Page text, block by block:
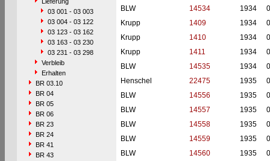
03 001 - 03 003
03 004 - 03 122
03 123 - 03 162
03 163 - 03 230
03 231 - 03 298
Verbleib
Erhalten
BR 03.10
BR 04
BR 05
BR 06
BR 23
BR 24
BR 41
BR 43
BLW
14534 1934
Krupp
1409 1934
Krupp
1410 1934
Krupp
1411 1934
BLW
14535 1934
Henschel
22475 1935
BLW
14556 1935
BLW
14557 1935
BLW
14558 1935
BLW
14559 1935
BLW
14560 1935